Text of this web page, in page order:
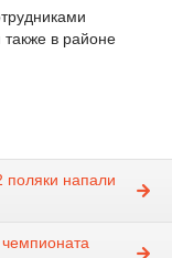
в районе
поляки напали